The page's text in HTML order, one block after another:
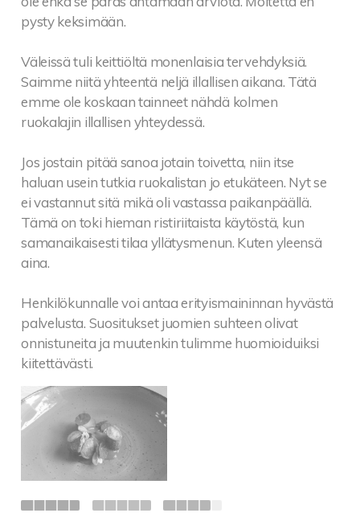
pysty keksimään.
Väleissä tuli keittiöltä monenlaisia tervehdyksiä.
Saimme niitä yhteentä neljä illallisen aikana. Tätä
emme ole koskaan tainneet nähdä kolmen
ruokalajin illallisen yhteydessä.
Jos jostain pitää sanoa jotain toivetta, niin itse
haluan usein tutkia ruokalistan jo etukäteen. Nyt se
ei vastannut sitä mikä oli vastassa paikanpäällä.
Tämä on toki hieman ristiriitaista käytöstä, kun
samanaikaisesti tilaa yllätysmenun. Kuten yleensä
aina.
Henkilökunnalle voi antaa erityismaininnan hyvästä
palvelusta. Suositukset juomien suhteen olivat
onnistuneita ja muutenkin tulimme huomioiduiksi
kiitettävästi.